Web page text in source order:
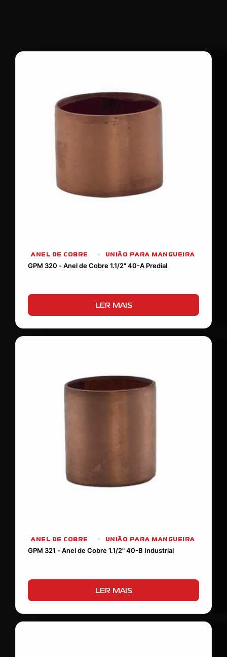
ANEL DE COBRE
UNIÃO PARA MANGUEIRA
GPM 320 - Anel de Cobre 1.1/2" 40-A Predial
LER MAIS
ANEL DE COBRE
UNIÃO PARA MANGUEIRA
GPM 321 - Anel de Cobre 1.1/2" 40-B Industrial
LER MAIS